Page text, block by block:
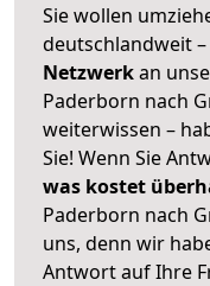
Sie wollen
deutschlandweit
Netzwerkan
Paderborn nach
weiterwissen –
Sie! Wenn Sie
was kostet
Paderborn nach
uns, denn wir
Antwort auf Ihre